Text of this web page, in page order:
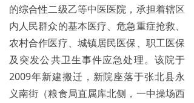
的综合性二级乙等中医医院，承担着辖区
内人民群众的基本医疗、危急重症抢救、
农村合作医疗、城镇居民医保、职工医保
及突发公共卫生事件应急处理。该院于
2009年新建搬迁，新院座落于张北县永
义南街（粮食局直属库北侧，一中操场西